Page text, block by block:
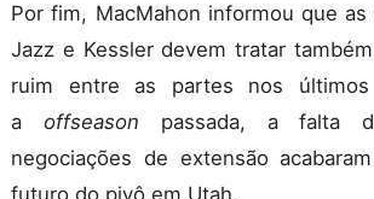
Por fim, MacMahon informou que
Jazz e Kessler devem tratar
ruim entre as partes nos últimos
a offseason passada, a falta
negociações de extensão